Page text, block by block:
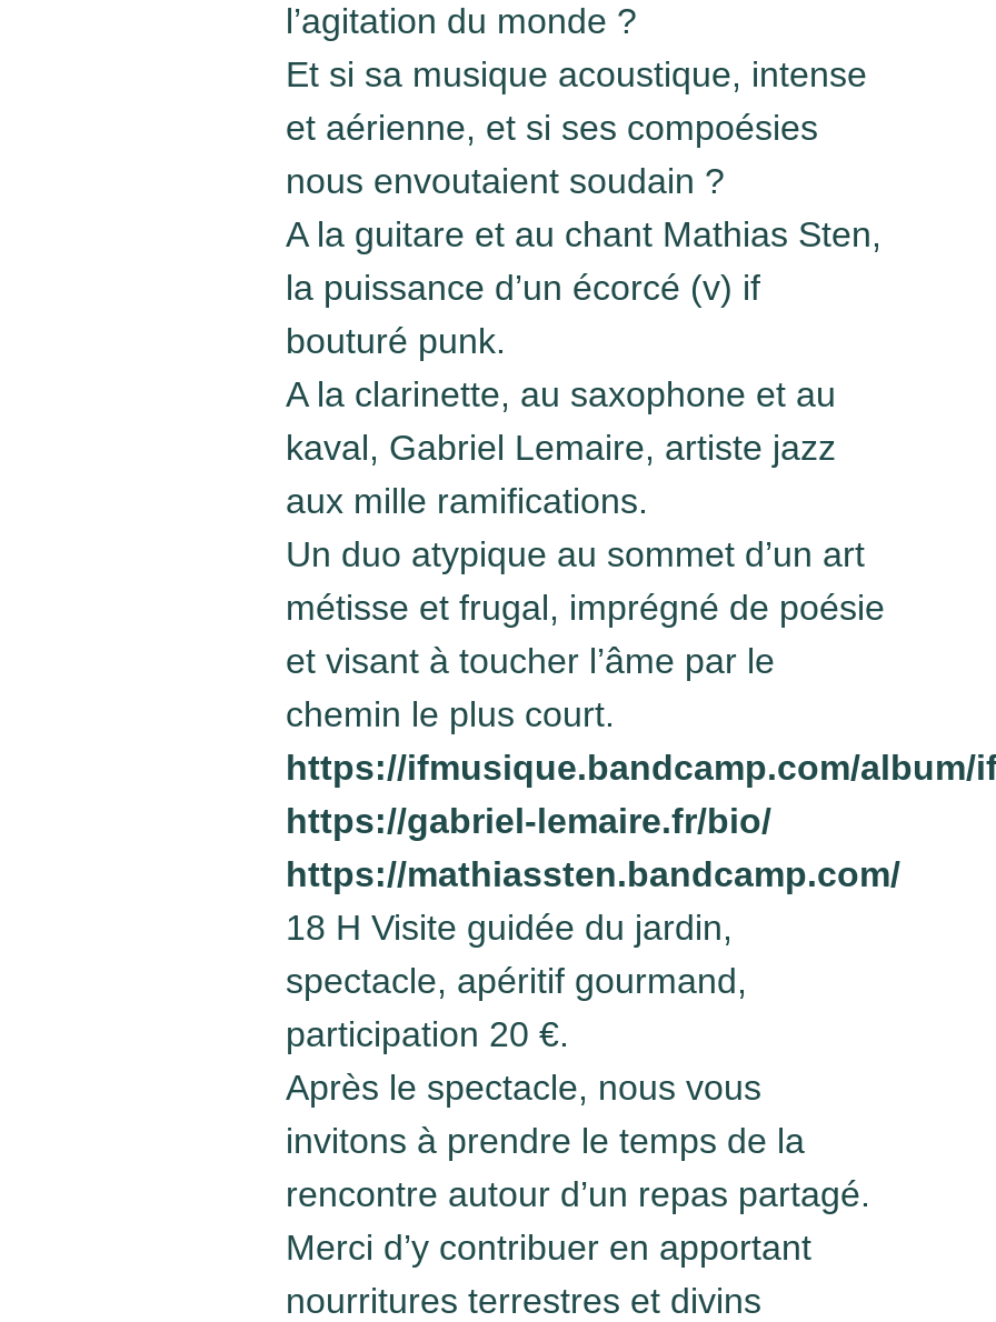
l’agitation du monde ?
Et si sa musique acoustique, intense
et aérienne, et si ses compoésies
nous envoutaient soudain ?
A la guitare et au chant Mathias Sten,
la puissance d’un écorcé (v) if
bouturé punk.
A la clarinette, au saxophone et au
kaval, Gabriel Lemaire, artiste jazz
aux mille ramifications.
Un duo atypique au sommet d’un art
métisse et frugal, imprégné de poésie
et visant à toucher l’âme par le
chemin le plus court.
https://ifmusique.bandcamp.com/album/
https://gabriel-lemaire.fr/bio/
https://mathiassten.bandcamp.com/
18 H Visite guidée du jardin,
spectacle, apéritif gourmand,
participation 20 €.
Après le spectacle, nous vous
invitons à prendre le temps de la
rencontre autour d’un repas partagé.
Merci d’y contribuer en apportant
nourritures terrestres et divins